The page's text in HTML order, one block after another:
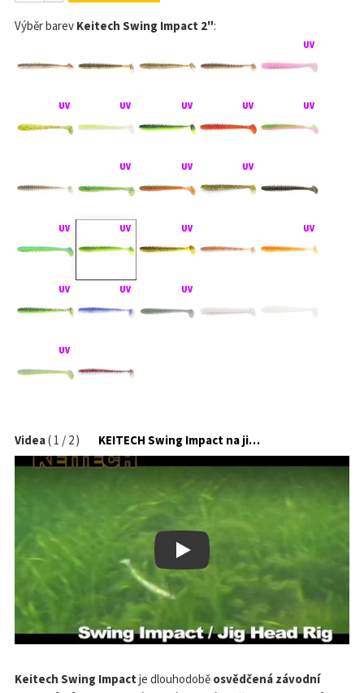
Videa(1/2) KEITECH Swing Impact na jigové hlavičce
Play
Výběr barevKeitech Swing Impact 2":
Keitech Swing Impactje dlouhodoběosvědčená závodní